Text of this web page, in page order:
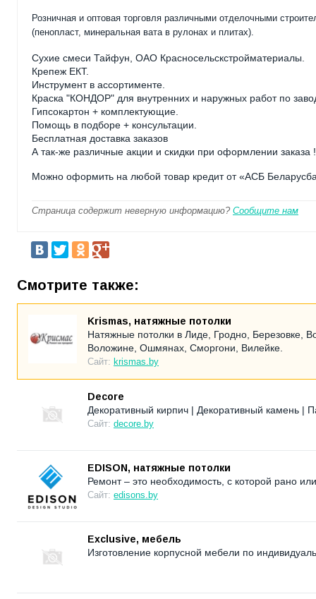
Розничная и оптовая торговля различными отделочными
(пенопласт, минеральная вата в рулонах и плитах).
Сухие смеси Тайфун, ОАО Красносельскстройматериалы.
Крепеж ЕКТ.
Инструмент в ассортименте.
Краска "КОНДОР" для внутренних и наружных работ по
Гипсокартон + комплектующие.
Помощь в подборе + консультации.
Бесплатная доставка заказов
А так-же различные акции и скидки при оформлении заказа
Можно оформить на любой товар кредит от «АСБ
Страница содержит неверную информацию? Сообщите нам
Смотрите также:
Krismas, натяжные потолки
Натяжные потолки в Лиде, Гродно, Березовке,
Воложине, Ошмянах, Сморгони, Вилейке.
Сайт: krismas.by
Decore
Декоративный кирпич | Декоративный камень |
Сайт: decore.by
EDISON, натяжные потолки
Ремонт – это необходимость, с которой рано
Сайт: edisons.by
Exclusive, мебель
Изготовление корпусной мебели по